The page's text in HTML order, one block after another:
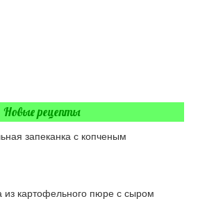
Новые рецепты
запеканка с копченым
из картофельного пюре с сыром